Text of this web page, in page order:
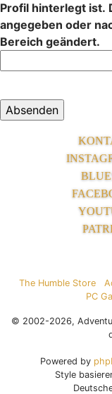
Profil hinterlegt ist.
angegeben oder
Bereich geändert.
The Humble Store
PC
© 2002-2026,
Powered by
Style